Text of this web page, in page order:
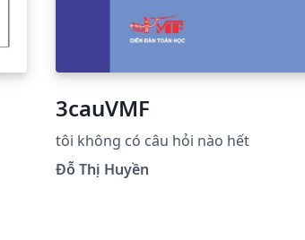
3cauVMF
tôi không có câu hỏi nào hết
Đỗ Thị Huyền